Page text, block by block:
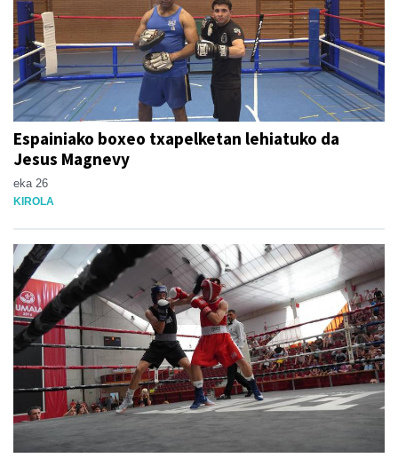
Espainiako boxeo txapelketan lehiatuko da
Jesus Magnevy
eka 26
KIROLA